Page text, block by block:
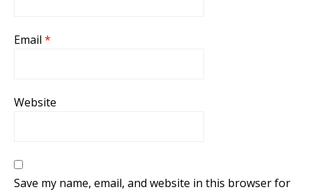
Email *
Website
Save my name, email, and website in this browser for